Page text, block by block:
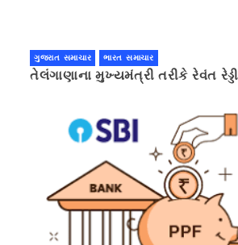
ગુજરાત સમાચાર ભારત સમાચાર
તેલંગાણાના મુખ્યમંત્રી તરીકે રેવંત